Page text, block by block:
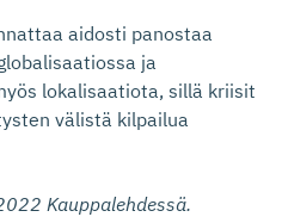
aidosti panostaa
ja
lokalisaatiota, sillä kriisit
välistä kilpailua
Kauppalehdessä.